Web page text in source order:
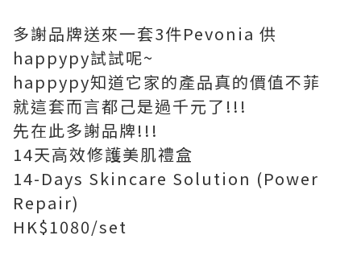
多謝品牌送來一套3件Pevonia 供
happypy試試呢~
happypy知道它家的產品真的價值不菲
就這套而言都己是過千元了!!!
先在此多謝品牌!!!
14天高效修護美肌禮盒
14-Days Skincare Solution (Power
Repair)
HK$1080/set